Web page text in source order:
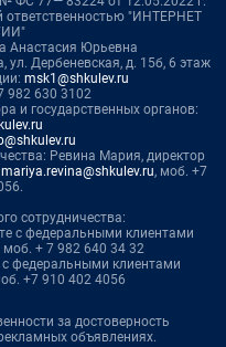
ответственностью "ИНТЕРНЕТ
Анастасия Юрьевна
ул. Дербеневская, д. 15б, 6 этаж
msk1@shkulev.ru
982 630 3102
и государственных органов:
Ревина Мария, директор
mariya.revina@shkulev.ru, моб. +7
сотрудничества:
с федеральными клиентами
моб. + 7 982 640 34 32
федеральными клиентами
+7 910 402 4056
за достоверность
объявлениях.